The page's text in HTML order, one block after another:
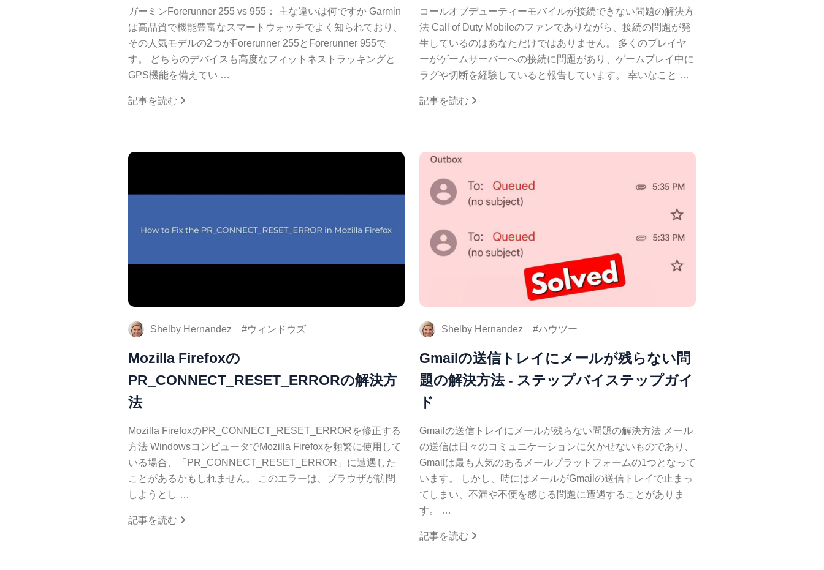
ガーミンForerunner 255 vs 955： 主な違いは何ですか Garmin
は高品質で機能豊富なスマートウォッチでよく知られており、
その人気モデルの2つがForerunner 255とForerunner 955で
す。 どちらのデバイスも高度なフィットネストラッキングと
GPS機能を備えてい …
記事を読む
コールオブデューティーモバイルが接続できない問題の解決方
法 Call of Duty Mobileのファンでありながら、接続の問題が発
生しているのはあなただけではありません。 多くのプレイヤ
ーがゲームサーバーへの接続に問題があり、ゲームプレイ中に
ラグや切断を経験していると報告しています。 幸いなこと …
記事を読む
Shelby Hernandez ウィンドウズ
Mozilla Firefoxの
PR_CONNECT_RESET_ERRORの解決方
法
Mozilla FirefoxのPR_CONNECT_RESET_ERRORを修正する
方法 WindowsコンピュータでMozilla Firefoxを頻繁に使用して
いる場合、「PR_CONNECT_RESET_ERROR」に遭遇した
ことがあるかもしれません。 このエラーは、ブラウザが訪問
しようとし …
記事を読む
Shelby Hernandez ハウツー
Gmailの送信トレイにメールが残らない問
題の解決方法 - ステップバイステップガイ
ド
Gmailの送信トレイにメールが残らない問題の解決方法 メール
の送信は日々のコミュニケーションに欠かせないものであり、
Gmailは最も人気のあるメールプラットフォームの1つとなって
います。 しかし、時にはメールがGmailの送信トレイで止まっ
てしまい、不満や不便を感じる問題に遭遇することがありま
す。 …
記事を読む